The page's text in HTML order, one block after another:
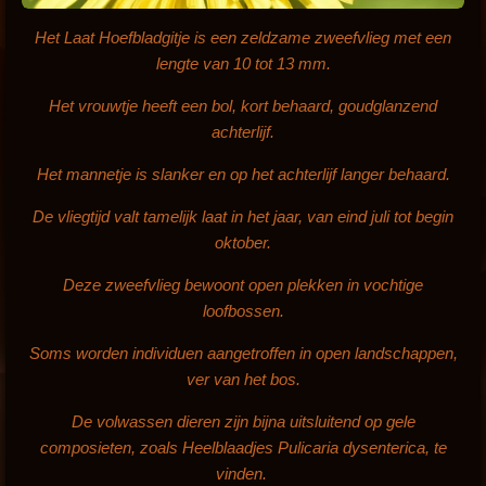
Het Laat Hoefbladgitje is een zeldzame zweefvlieg met een
lengte van 10 tot 13 mm.
Het vrouwtje heeft een bol, kort behaard, goudglanzend
achterlijf.
Het mannetje is slanker en op het achterlijf langer behaard.
De vliegtijd valt tamelijk laat in het jaar, van eind juli tot begin
oktober.
Deze zweefvlieg bewoont open plekken in vochtige
loofbossen.
Soms worden individuen aangetroffen in open landschappen,
ver van het bos.
De volwassen dieren zijn bijna uitsluitend op gele
composieten, zoals Heelblaadjes Pulicaria dysenterica, te
vinden.